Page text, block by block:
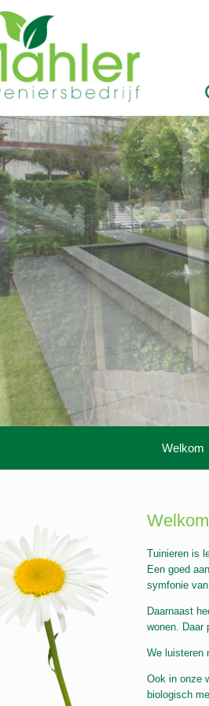
Welkom
Tuinieren is
Een goed
symfonie
Daarnaast
wonen. Daar
We luisteren
Ook in onze
biologisch